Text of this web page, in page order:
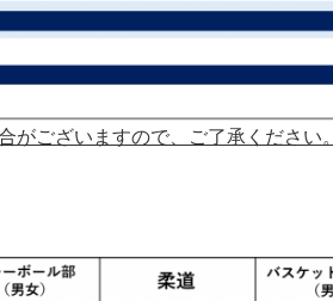
ございますので、ご了承ください。